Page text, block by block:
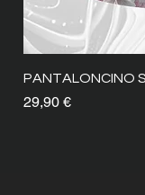
PANTALONCINO
Prezzo
29,90 €